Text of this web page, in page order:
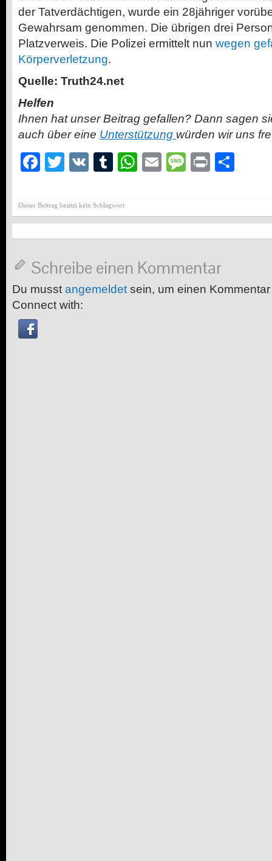
der Tatverdächtigen, wurde ein 28jähriger
Gewahrsam genommen. Die übrigen drei
Platzverweis. Die Polizei ermittelt nun wegen
Körperverletzung.
Quelle: Truth24.net
Helfen
Ihnen hat unser Beitrag gefallen? Dann sagen
auch über eine Unterstützung würden wir uns
Facebook
Twitter
VK Tumblr
WhatsApp
EmailMessage
Print
Dieser Beitrag besitzt kein Schlagwort
Schreibe einen Kommentar
Du musst angemeldet sein, um einen
Connect with: